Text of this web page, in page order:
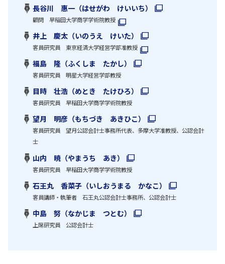
長谷川 惠一（はせがわ けいいち）
顧問 早稲田大学商学学術院教授
井上 慶太（いのうえ けいた）
客員研究員 東京経済大学経営学部准教授
福島 隆（ふくしま たかし）
客員研究員 明星大学経営学部教授
目時 壮浩（めとき たけひろ）
客員研究員 早稲田大学商学学術院教授
望月 明彦（もちづき あきひこ）
客員研究員 望月公認会計士事務所代表、多摩大学准教授、公認会計
士
山内 暁（やまうち あき）
客員研究員 早稲田大学商学学術院教授
石王丸 香菜子（いしおうまる かなこ）
客員講師・執筆者 石王丸公認会計士事務所、公認会計士
中島 努（なかじま つとむ）
上席研究員 公認会計士